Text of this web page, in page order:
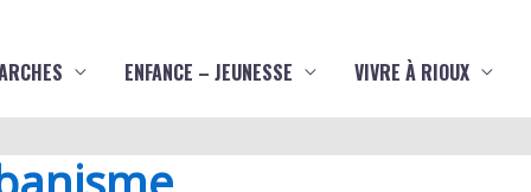
ENFANCE – JEUNESSE VIVRE À RIOUX